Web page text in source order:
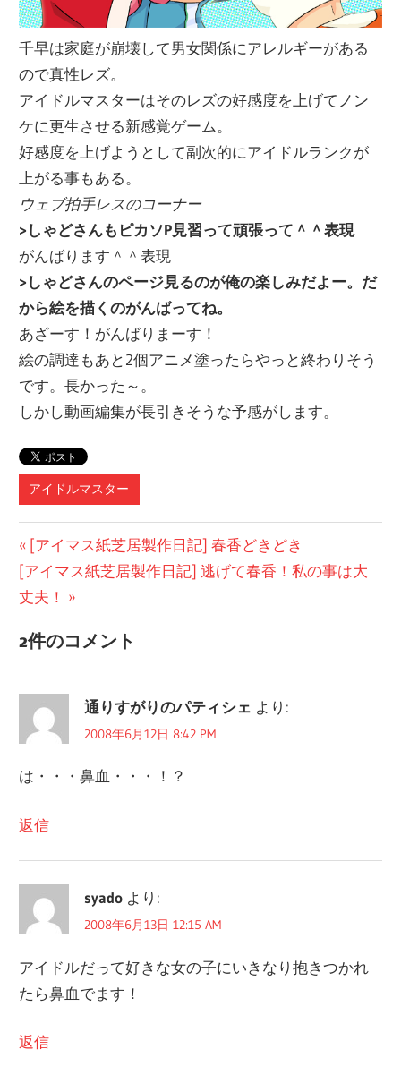
千早は家庭が崩壊して男女関係にアレルギーがある
ので真性レズ。
アイドルマスターはそのレズの好感度を上げてノン
ケに更生させる新感覚ゲーム。
好感度を上げようとして副次的にアイドルランクが
上がる事もある。
ウェブ拍手レスのコーナー
>しゃどさんもピカソP見習って頑張って＾＾表現
がんばります＾＾表現
>しゃどさんのページ見るのが俺の楽しみだよー。だ
から絵を描くのがんばってね。
あざーす！がんばりまーす！
絵の調達もあと2個アニメ塗ったらやっと終わりそう
です。長かった～。
しかし動画編集が長引きそうな予感がします。
アイドルマスター
投
稿
ビ
ゲ
ー
ョ
ン
前
の
記
[アイマス紙芝居製作日記] 春香どきどき
次
の
事:
[アイマス紙芝居製作日記] 逃げて春香！私の事は大
丈夫！
2件のコメント
通りすがりのパティシェ より:
2008年6月12日 8:42 PM
は・・・鼻血・・・！？
返信
syado より:
2008年6月13日 12:15 AM
アイドルだって好きな女の子にいきなり抱きつかれ
たら鼻血でます！
返信